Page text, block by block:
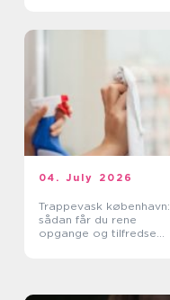
04. July 2026
Trappevask københavn:
sådan får du rene
opgange og tilfredse